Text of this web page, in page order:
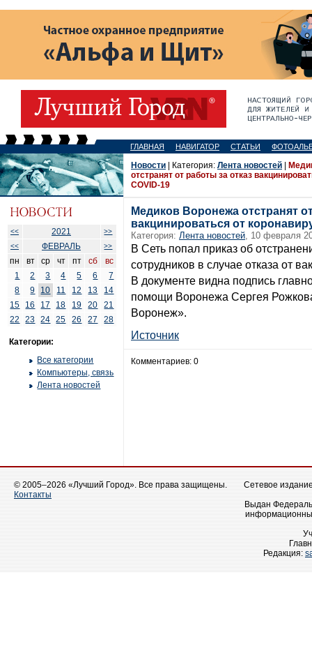
ГЛАВНАЯ НАВИГАТОР СТАТЬИ
<< 2021
>>
<<
ФЕВРАЛЬ >>
пн вт ср чт пт сб
вс
1
2 3 4 5 6
7
8
9 10 11 12 13
14
15
16 17 18 19 20
21
22
23 24 25 26 27 28
Категории:
Все категории
Компьютеры, связь
Лента новостей
Новости | Категория: Лента новостей
отстранят от работы за отказ
COVID-19
Медиков Воронежа отстранят
вакцинироваться от
Категория: Лента новостей, 10 февраля
В Сеть попал приказ об
сотрудников в случае отказа от
В документе видна подпись
помощи Воронежа Сергея
Воронеж».
Источник
Комментариев: 0
© 2005–2026 «Лучший Город». Все права защищены.
Контакты
Сетевое
Выдан
Редакция: